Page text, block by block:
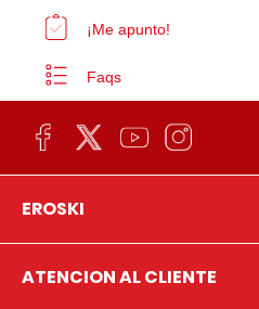
¡Me apunto!
Faqs
EROSKI
ATENCION AL CLIENTE